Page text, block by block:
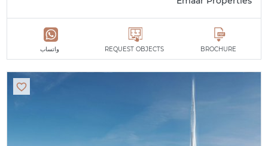
BROCHURE
REQUEST OBJECTS واتساب